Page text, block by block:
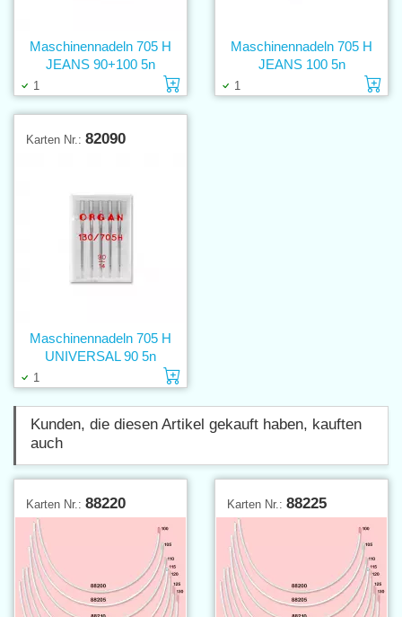
1 Einlage in den Warenkorb
Maschinennadeln 705 H
JEANS 90+100 5n
1
Maschinennadeln 705 H
JEANS 100 5n
Karten Nr.: 82090
1
Maschinennadeln 705 H
UNIVERSAL 90 5n
Kunden, die diesen Artikel gekauft haben, kauften
auch
Karten Nr.: 88220 Karten Nr.: 88225